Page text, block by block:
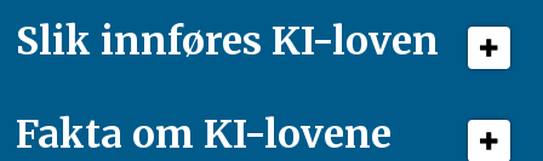
Slik innføres KI-loven
Fakta om KI-lovene